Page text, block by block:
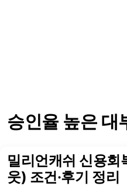
승인율 높은 대
밀리언캐쉬 신용회
웃) 조건·후기 정리